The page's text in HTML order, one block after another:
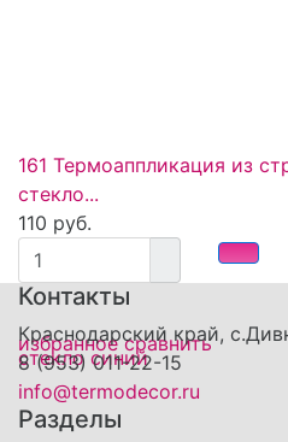
избранное сравнить
161 Термоаппликация из
стекло...
110 руб.
Контакты
Краснодарский край,
8 (953) 011-22-15
info@termodecor.ru
Разделы